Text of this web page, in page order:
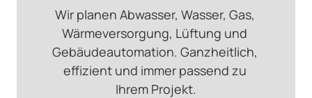
Wir planen Abwasser, Wasser, Gas,
Wärmeversorgung, Lüftung und
Gebäudeautomation. Ganzheitlich,
effizient und immer passend zu
Ihrem Projekt.